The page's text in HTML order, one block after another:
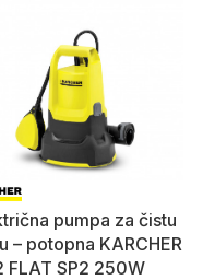
pumpa za čistu
– potopna KARCHER
FLAT SP2 250W